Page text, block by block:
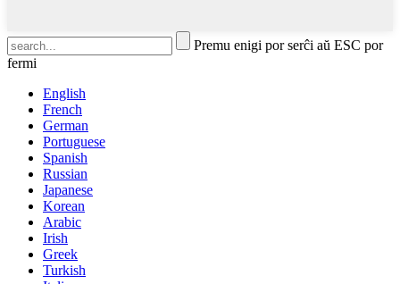
Premu enigi por serĉi aŭ ESC por
fermi
English
French
German
Portuguese
Spanish
Russian
Japanese
Korean
Arabic
Irish
Greek
Turkish